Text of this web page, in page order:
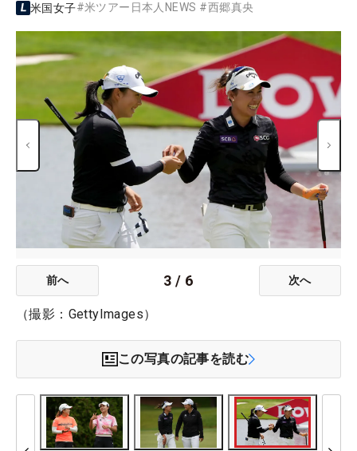
米国女子#米ツアー日本人NEWS #西郷真央
前へ 3 / 6 次へ
（撮影：GettyImages）
この写真の記事を読む